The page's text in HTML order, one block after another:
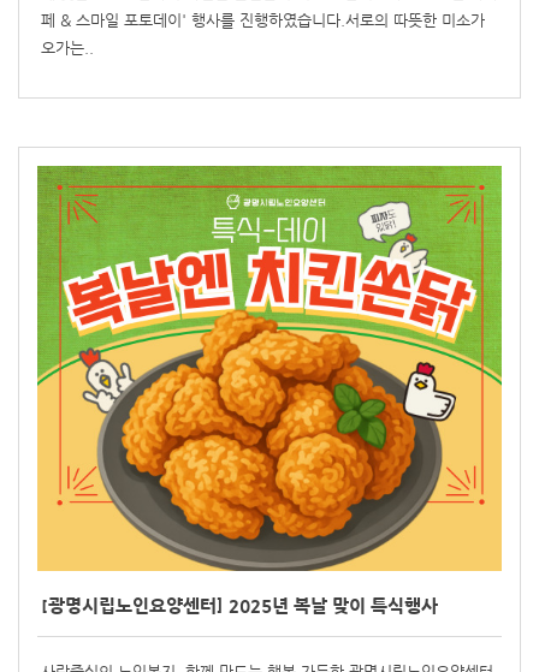
페 & 스마일 포토데이' 행사를 진행하였습니다.서로의 따뜻한 미소가
오가는..
[광명시립노인요양센터] 2025년 복날 맞이 특식행사